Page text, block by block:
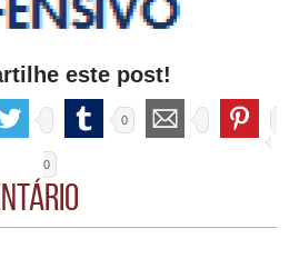
este post!
0
0